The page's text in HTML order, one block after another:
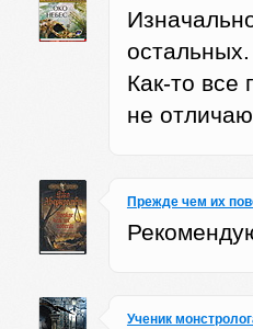
остальных.
Как-то все
не
Прежде чем их
Ученик